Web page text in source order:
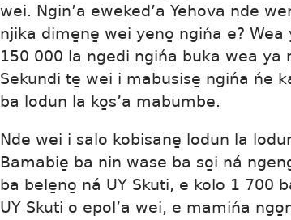
wei. Ngin’a eweked’a Yehova nde
njika dime̱ne̱ wei yeno̱ ngińa e?
150 000 la ngedi ngińa buka wea
Sekundi te̱ wei i mabusise̱ ngińa ńe
ba lodun la ko̱s’a mabumbe.
Nde wei i salo kobisane̱ lodun la
Bamabie̱ ba nin wase ba so̱i ná
ba bele̱no̱ ná UY Skuti, e kolo 1 700
UY Skuti o epol’a wei, e mamińa